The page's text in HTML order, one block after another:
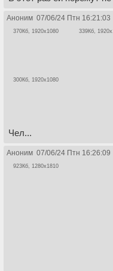
Аноним 07/06/24 Птн 16:21:03
370Кб, 1920x1080 339Кб,
300Кб, 1920x1080
Чел...
Аноним 07/06/24 Птн 16:26:09
923Кб, 1280x1810